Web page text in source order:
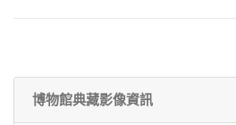
博物館典藏影像資訊